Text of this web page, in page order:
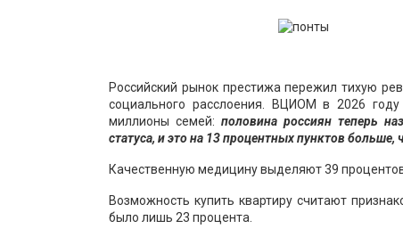
Российский рынок престижа пережил тихую
социального расслоения. ВЦИОМ в 2026
миллионы семей:половина россиян теперь
статуса, и это на 13 процентных пунктов больше,
Качественную медицину выделяют 39
Возможность купить квартиру считают
было лишь 23 процента.